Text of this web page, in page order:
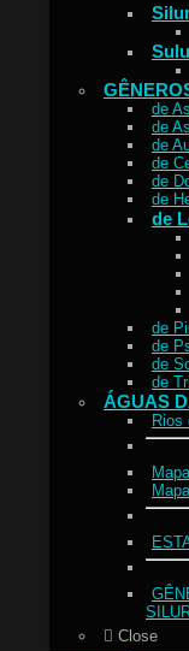
de
de
de
de
de
de
de
de
de
de
de
ÁGUAS
Rios
Close